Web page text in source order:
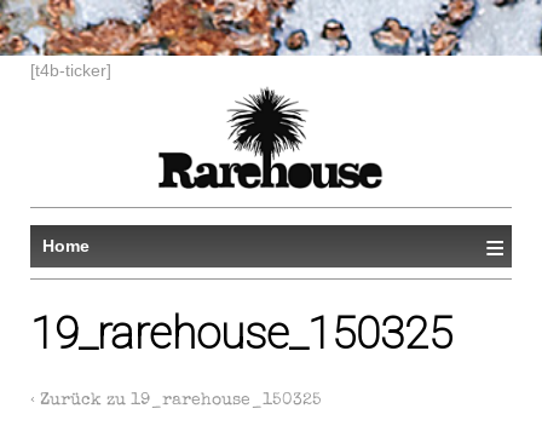
[t4b-ticker]
Home ≡
19_rarehouse_150325
‹ Zurück zu 19_rarehouse_150325